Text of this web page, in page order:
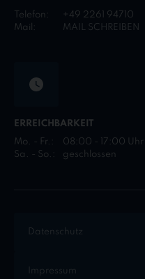
Telefon:
+49 2261 94710
Mail:
MAIL SCHREIBEN
ERREICHBARKEIT
Mo. - Fr.:
08:00 - 17:00 Uhr
Sa. - So.:
geschlossen
Datenschutz
Impressum